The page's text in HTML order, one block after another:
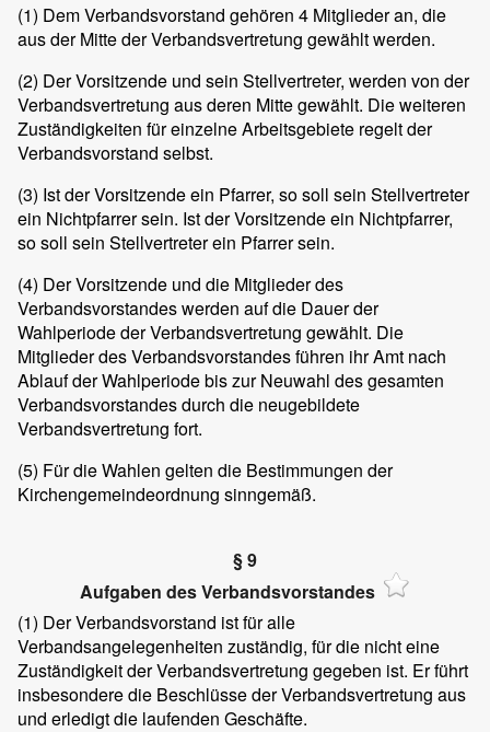
(1) Dem Verbandsvorstand gehören 4 Mitglieder an, die
aus der Mitte der Verbandsvertretung gewählt werden.
(2) Der Vorsitzende und sein Stellvertreter, werden von der
Verbandsvertretung aus deren Mitte gewählt. Die weiteren
Zuständigkeiten für einzelne Arbeitsgebiete regelt der
Verbandsvorstand selbst.
(3) Ist der Vorsitzende ein Pfarrer, so soll sein Stellvertreter
ein Nichtpfarrer sein. Ist der Vorsitzende ein Nichtpfarrer,
so soll sein Stellvertreter ein Pfarrer sein.
(4) Der Vorsitzende und die Mitglieder des
Verbandsvorstandes werden auf die Dauer der
Wahlperiode der Verbandsvertretung gewählt. Die
Mitglieder des Verbandsvorstandes führen ihr Amt nach
Ablauf der Wahlperiode bis zur Neuwahl des gesamten
Verbandsvorstandes durch die neugebildete
Verbandsvertretung fort.
(5) Für die Wahlen gelten die Bestimmungen der
Kirchengemeindeordnung sinngemäß.
§ 9
Aufgaben des Verbandsvorstandes
(1) Der Verbandsvorstand ist für alle
Verbandsangelegenheiten zuständig, für die nicht eine
Zuständigkeit der Verbandsvertretung gegeben ist. Er führt
insbesondere die Beschlüsse der Verbandsvertretung aus
und erledigt die laufenden Geschäfte.